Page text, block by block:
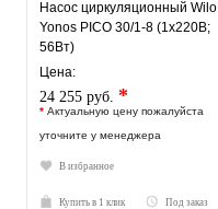
Насос циркуляционный Wilo
Yonos PICO 30/1-8 (1х220В;
56Вт)
Цена:
24 255 руб. *
* Актуальную цену пожалуйста
уточните у менеджера
В избранное
Купить в 1 клик Под заказ